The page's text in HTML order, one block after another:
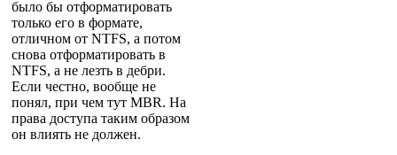
было бы отформатировать
только его в формате,
отличном от NTFS, а потом
снова отформатировать в
NTFS, а не лезть в дебри.
Если честно, вообще не
понял, при чем тут MBR. На
права доступа таким образом
он влиять не должен.